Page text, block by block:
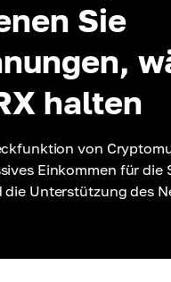
Sie
halten
von
Einkommen für die
die Unterstützung des